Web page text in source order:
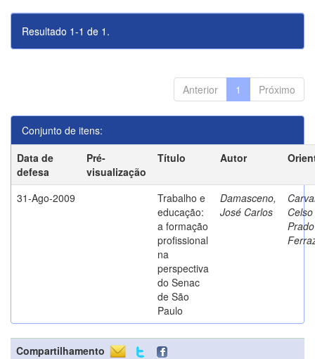
Resultado 1-1 de 1.
Anterior 1 Próximo
Conjunto de itens:
Data de
defesa
Pré-
visualização
Título Autor
31-Ago-2009
Trabalho e
educação:
a formação
profissional
na
perspectiva
do Senac
de São
Paulo
Damasceno,
José Carlos
Prado
Compartilhamento